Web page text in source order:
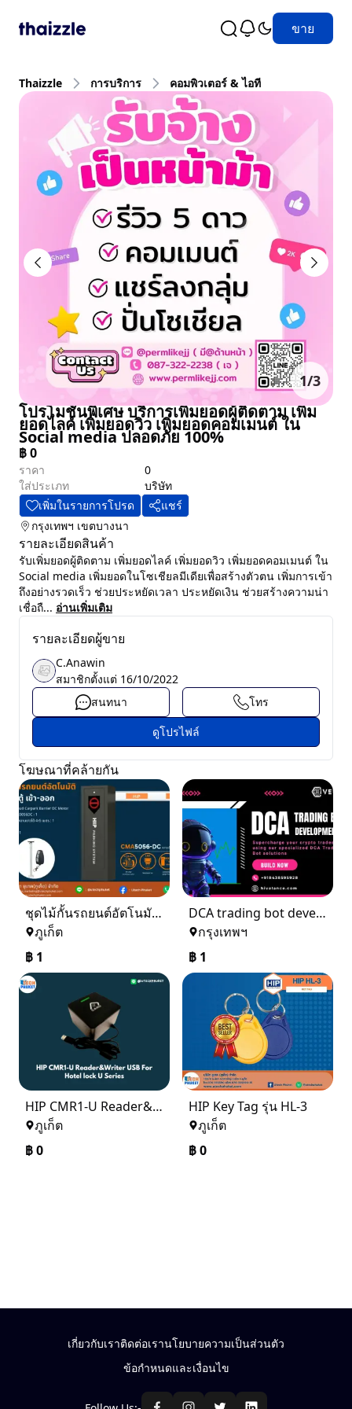
ขาย
Thaizzle การบริการ คอมพิวเตอร์ & ไอที
1/3
โปรโมชั่นพิเศษ บริการเพิ่มยอดผู้ติดตาม เพิ่ม
ยอดไลค์ เพิ่มยอดวิว เพิ่มยอดคอมเมนต์ ใน
Social media ปลอดภัย 100%
฿0
ราคา
0
ใส่ประเภท
บริษัท
เพิ่มในรายการโปรด
แชร์
กรุงเทพฯ เขตบางนา
รายละเอียดสินค้า
รับเพิ่มยอดผู้ติดตาม เพิ่มยอดไลค์ เพิ่มยอดวิว เพิ่มยอดคอมเมนต์ ใน
Social media เพิ่มยอดในโซเชียลมีเดียเพื่อสร้างตัวตน เพิ่มการเข้า
ถึงอย่างรวดเร็ว ช่วยประหยัดเวลา ประหยัดเงิน ช่วยสร้างความน่า
เชื่อถื... อ่านเพิ่มเติม
รายละเอียดผู้ขาย
C.Anawin
สมาชิกตั้งแต่ 16/10/2022
สนทนา
โทร
ดูโปรไฟล์
โฆษณาที่คล้ายกัน
ชุดไม้กั้นรถยนต์อัตโนมัติ 1 ตู้ เข้า - ออก
ภูเก็ต
฿ 1
DCA trading bot development
กรุงเทพฯ
฿ 1
HIP CMR1-U Reader&Writer USB For Hotel lock U Series
ภูเก็ต
฿0
HIP Key Tag รุ่น HL-3
ภูเก็ต
฿0
เกี่ยวกับเราติดต่อเรานโยบายความเป็นส่วนตัว
ข้อกำหนดและเงื่อนไข